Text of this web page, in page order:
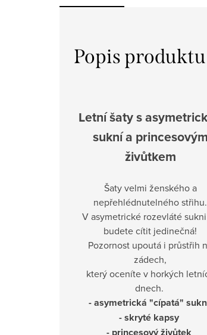
Popis produktu
Letní šaty s
sukní a princesovým
živůtkem
Šaty velmi ženského a
nepřehlédnutelného střihu.
V asymetrické rozevláté
budete cítit jedinečná!
Pozornost upoutá i průstřih
zádech,
který oceníte v horkých
dnech.
- asymetrická "cípatá"
- skryté kapsy
- princesový živůtek